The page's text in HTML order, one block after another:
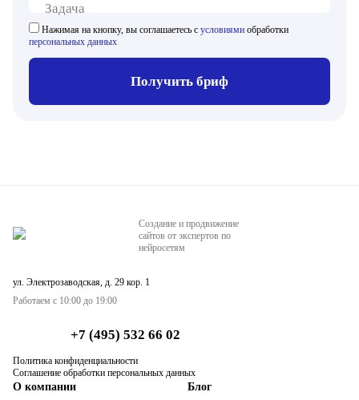
Задача
Нажимая на кнопку, вы соглашаетесь с условиями обработки
персональных данных
Получить бриф
Создание и продвижение
сайтов от экспертов по
нейросетям
ул. Электрозаводская, д. 29 кор. 1
Работаем с 10:00 до 19:00
+7 (495) 532 66 02
Политика конфиденциальности
Соглашение обработки персональных данных
О компании Блог